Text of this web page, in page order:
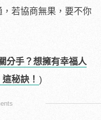
若協商無果，要不你
分手？想擁有幸福人
秘訣！ )